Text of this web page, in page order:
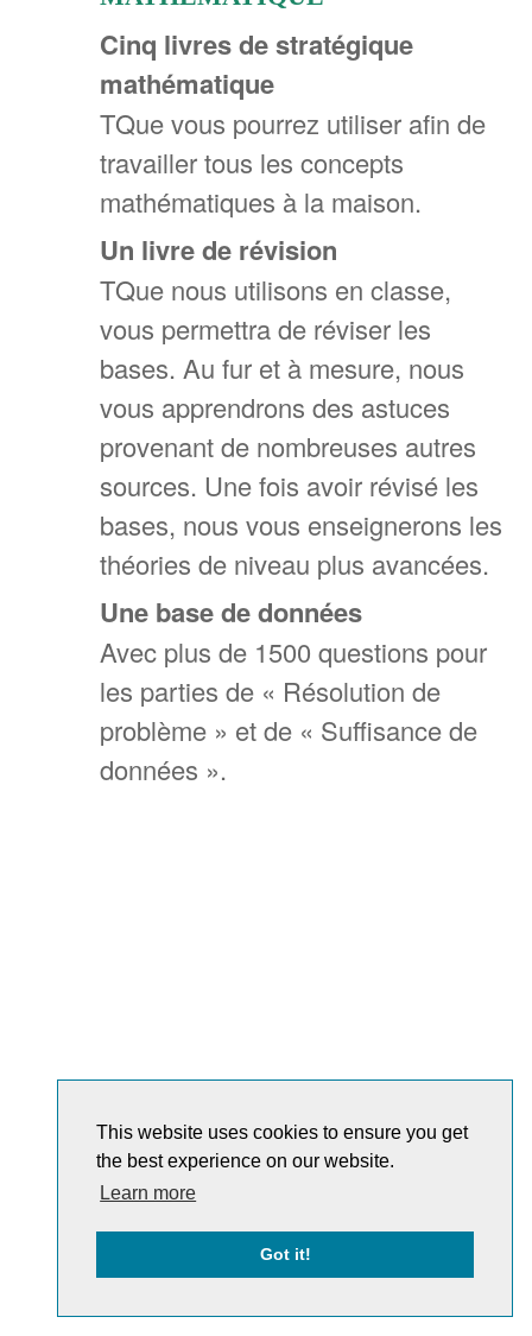
This website uses cookies to ensure you get
the best experience on our website.
Learn more
Got it!
Cinq livres de stratégique
mathématique
TQue vous pourrez utiliser afin de
travailler tous les concepts
mathématiques à la maison.
Un livre de révision
TQue nous utilisons en classe,
vous permettra de réviser les
bases. Au fur et à mesure, nous
vous apprendrons des astuces
provenant de nombreuses autres
sources. Une fois avoir révisé les
bases, nous vous enseignerons les
théories de niveau plus avancées.
Une base de données
Avec plus de 1500 questions pour
les parties de « Résolution de
problème » et de « Suffisance de
données ».